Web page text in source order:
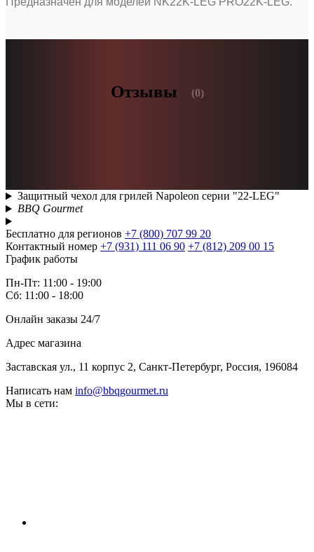
Отзывы (0)
Защитный чехол для грилей Napoleon серии "22-LEG"
BBQ Gourmet
Бесплатно для регионов +7 (800) 707 99 20
Контактный номер +7 (931) 111 06 90 +7 (812) 209 00 15
График работы
Пн-Пт: 11:00 - 19:00
Сб: 11:00 - 18:00
Онлайн заказы 24/7
Адрес магазина
Заставская ул., 11 корпус 2, Санкт-Петербург, Россия, 196084
Написать нам info@bbqgourmet.ru
Мы в сети: